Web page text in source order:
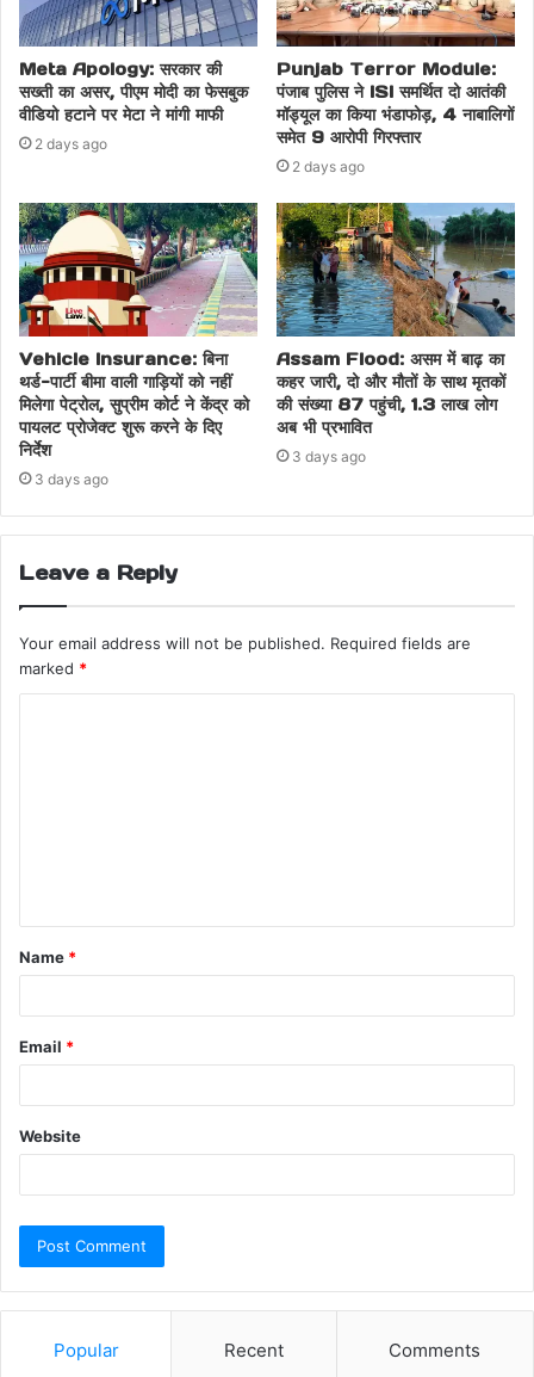
BJPLeaderAttack BJPLeaderTargeted
BombSquad CCTVFootage
ForensicTeam HandGrenadeBlast
JalandharNews
JalandharSecurity ManoharKalia
ManoharKaliaHouse ManpreetSinghDCP
MidnightBlast PoliceInvestigation
PoliticalAttack PunjabLawAndOrder
PunjabNews PunjabTerrorAlert
Meta Apology: सरकार की
सख्ती का असर, पीएम मोदी का फेसबुक
वीडियो हटाने पर मेटा ने मांगी माफी
2 days ago
Punjab Terror Module:
पंजाब पुलिस ने ISI समर्थित दो आतंकी
मॉड्यूल का किया भंडाफोड़, 4 नाबालिगों
समेत 9 आरोपी गिरफ्तार
2 days ago
Vehicle Insurance: बिना
थर्ड-पार्टी बीमा वाली गाड़ियों को नहीं
मिलेगा पेट्रोल, सुप्रीम कोर्ट ने केंद्र को
पायलट प्रोजेक्ट शुरू करने के दिए
निर्देश
3 days ago
Assam Flood: असम में बाढ़ का
कहर जारी, दो और मौतों के साथ मृतकों
की संख्या 87 पहुंची, 1.3 लाख लोग
अब भी प्रभावित
3 days ago
Leave a Reply
Your email address will not be published. Required fields are
marked *
Name *
Email *
Website
Popular Recent Comments